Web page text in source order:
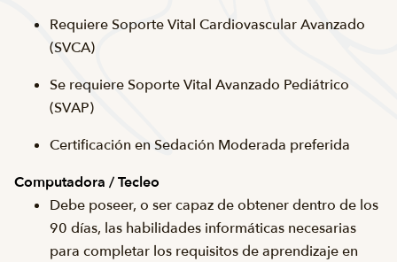
Requiere Soporte Vital Cardiovascular Avanzado
(SVCA)
Se requiere Soporte Vital Avanzado Pediátrico
(SVAP)
Certificación en Sedación Moderada preferida
Computadora / Tecleo
Debe poseer, o ser capaz de obtener dentro de los
90 días, las habilidades informáticas necesarias
para completar los requisitos de aprendizaje en